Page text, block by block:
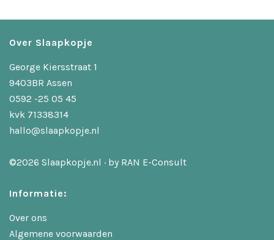
Over Slaapkopje
George Kiersstraat 1
9403BR Assen
0592 -25 05 45
kvk 71338314
hallo@slaapkopje.nl
©2026 Slaapkopje.nl · by RAN E-Consult
Informatie:
Over ons
Algemene voorwaarden